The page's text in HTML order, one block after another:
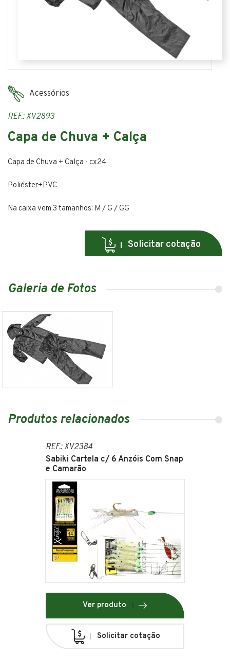
Acessórios
REF.: XV2893
Capa de Chuva + Calça
Capa de Chuva + Calça - cx24
Poliéster+PVC
Na caixa vem 3 tamanhos: M / G / GG
Solicitar cotação
Galeria de Fotos
Produtos relacionados
REF.: XV2384
Sabiki Cartela c/ 6 Anzóis Com Snap
e Camarão
Ver produto
Solicitar cotação